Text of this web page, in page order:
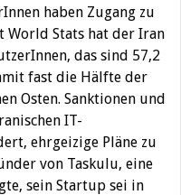
haben Zugang zu
World Stats hat der Iran
das sind 57,2
fast die Hälfte der
Osten. Sanktionen und
IT-
ehrgeizige Pläne zu
von Taskulu, eine
sein Startup sei in